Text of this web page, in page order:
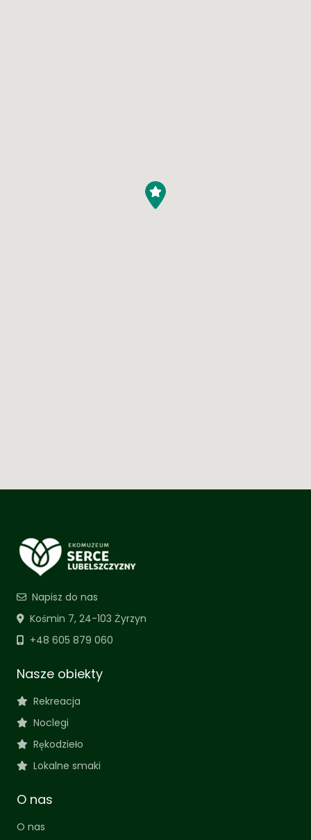
Napisz do nas
Kośmin 7, 24-103 Żyrzyn
+48 605 879 060
Nasze obiekty
Rekreacja
Noclegi
Rękodzieło
Lokalne smaki
O nas
O nas